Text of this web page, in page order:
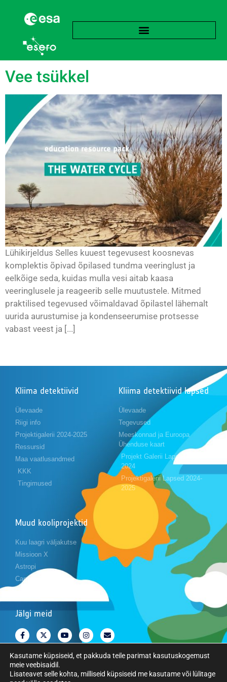
Silt:Vedelik
Vee tsükkel
Lühikirjeldus Selles kuuest tegevusest koosnevas
komplektis õpivad õpilased tundma veeringlust ja
eelkõige seda, kuidas mulla vesi aitab kaasa
veeringlusele ja reageerib selle muutustele. Mitmed
praktilised tegevused võimaldavad õpilastel lähemalt
uurida aurustumise ja kondenseerumise protsesse
vabast veest ja [...]
Kliima detektiivid
Ülevaade
Riigi info
Projektigalerii 2024-2025
Ressursid
Maa vaatlusandmed
KKK
Tingimused
Kliima detektiivid lapsed
Ülevaade
Tegevused
Meeskonnad ja Euroopa
Ühenduse kaart
Projekt Galerii Lapsed 2023-
2024
Projektigalerii Lapsed 2024-
2025
Muud kooliprojektid
Kuu laagri väljakutse
Missioon X
Astropi
Cansat
Jälgi meid
Kasutame küpsiseid, et pakkuda teile parimat kasutuskogemust
meie veebisaidil.
Lisateavet selle kohta, milliseid küpsiseid me kasutame või lülitage